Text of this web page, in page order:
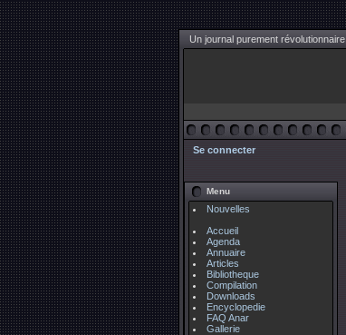
Un journal purement révolutionnaire
Se connecter
Menu
Nouvelles
Accueil
Agenda
Annuaire
Articles
Bibliotheque
Compilation
Downloads
Encyclopedie
FAQ Anar
Gallerie